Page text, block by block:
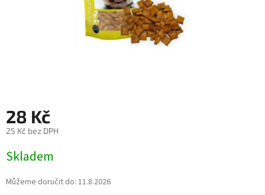
28 Kč
25 Kč bez DPH
cena:
Skladem
Můžeme doručit do: 11.8.2026